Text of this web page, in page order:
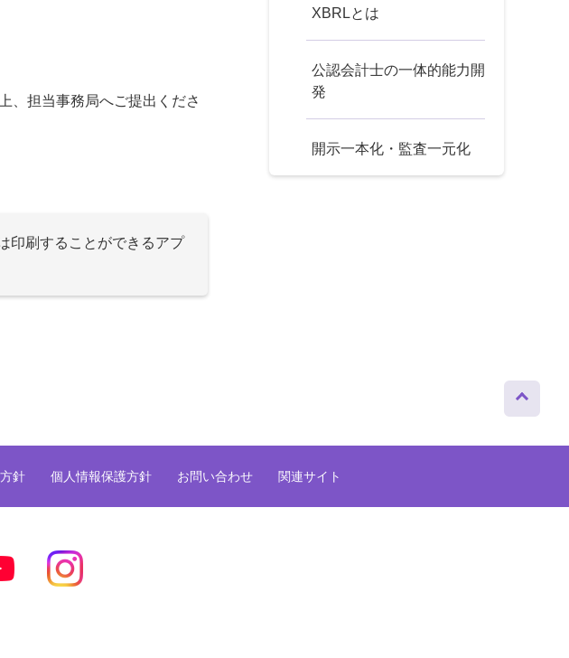
、担当事務局へご提出くださ
印刷することができるアプ
XBRLとは
公認会計士の一体的能力開
発
開示一本化・監査一元化
ップへ
針 個人情報保護方針 お問い合わせ 関連サイト